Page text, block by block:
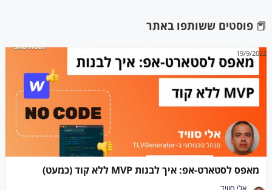
📕 פוסטים ששותפו באתר
מאפס לסטארט-אפ: איך לבנות MVP ללא קוד (כמעט)
19/9/2022